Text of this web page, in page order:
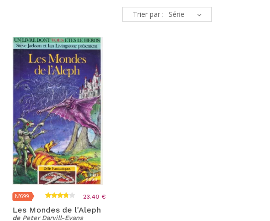
Trier par :
N°699 23.40 €
Les Mondes de l'Aleph
de Peter Darvill-Evans